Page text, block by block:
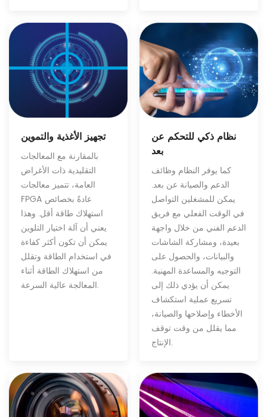
تجهيز الأغذية والتموين
بالمقارنة مع المعالجات
التقليدية ذات الأغراض
العامة، تتميز معالجات
FPGA عادةً بخصائص
استهلاك طاقة أقل. وهذا
يعني أن آلة اختيار التلوين
يمكن أن تكون أكثر كفاءة
في استخدام الطاقة وتقلل
من استهلاك الطاقة أثناء
المعالجة عالية السرعة.
نظام ذكي للتحكم عن
بعد
كما يوفر النظام وظائف
الدعم والصيانة عن بعد.
يمكن للمشغلين التواصل
في الوقت الفعلي مع فريق
الدعم الفني من خلال واجهة
بعيدة، ومشاركة الشاشات
والبيانات، والحصول على
التوجيه والمساعدة المهنية.
يمكن أن يؤدي ذلك إلى
تسريع عملية استكشاف
الأخطاء وإصلاحها والصيانة،
مما يقلل من وقت توقف
الإنتاج.